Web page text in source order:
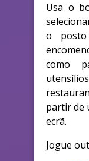
Usa o
o
como
partir de
ecrã.
Jogue